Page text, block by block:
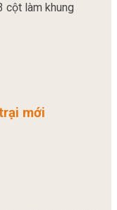
cột làm khung
mới